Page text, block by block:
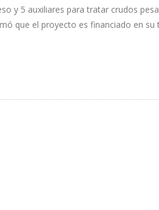
y 5 auxiliares para tratar crudos
que el proyecto es financiado en